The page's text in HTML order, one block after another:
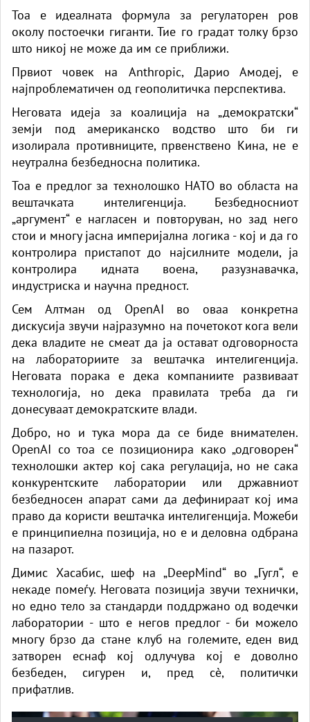
Тоа е идеалната формула за регулаторен ров
околу постоечки гиганти. Тие го градат толку брзо
што никој не може да им се приближи.
Првиот човек на Anthropic, Дарио Амодеј, е
најпроблематичен од геополитичка перспектива.
Неговата идеја за коалиција на „демократски“
земји под американско водство што би ги
изолирала противниците, првенствено Кина, не е
неутрална безбедносна политика.
Тоа е предлог за технолошко НАТО во областа на
вештачката интелигенција. Безбедносниот
„аргумент“ е нагласен и повторуван, но зад него
стои и многу јасна империјална логика - кој и да го
контролира пристапот до најсилните модели, ја
контролира идната воена, разузнавачка,
индустриска и научна предност.
Сем Алтман од OpenAI во оваа конкретна
дискусија звучи најразумно на почетокот кога вели
дека владите не смеат да ја остават одговорноста
на лабораториите за вештачка интелигенција.
Неговата порака е дека компаниите развиваат
технологија, но дека правилата треба да ги
донесуваат демократските влади.
Добро, но и тука мора да се биде внимателен.
OpenAI со тоа се позиционира како „одговорен“
технолошки актер кој сака регулација, но не сака
конкурентските лаборатории или државниот
безбедносен апарат сами да дефинираат кој има
право да користи вештачка интелигенција. Можеби
е принципиелна позиција, но е и деловна одбрана
на пазарот.
Димис Хасабис, шеф на „DeepMind“ во „Гугл“, е
некаде помеѓу. Неговата позиција звучи технички,
но едно тело за стандарди поддржано од водечки
лаборатории - што е негов предлог - би можело
многу брзо да стане клуб на големите, еден вид
затворен еснаф кој одлучува кој е доволно
безбеден, сигурен и, пред сè, политички
прифатлив.